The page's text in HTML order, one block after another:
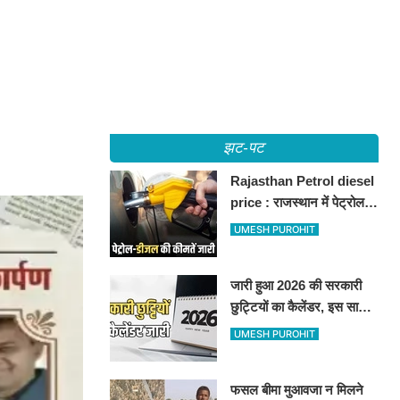
झट-पट
Rajasthan Petrol diesel
price : राजस्थान में पेट्रोल-
डीजल की कीमतें जारी, जानिए
UMESH PUROHIT
जारी हुआ 2026 की सरकारी
छुट्टियों का कैलेंडर, इस साल
कई बार मिलेगा लगातार
UMESH PUROHIT
फसल बीमा मुआवजा न मिलने